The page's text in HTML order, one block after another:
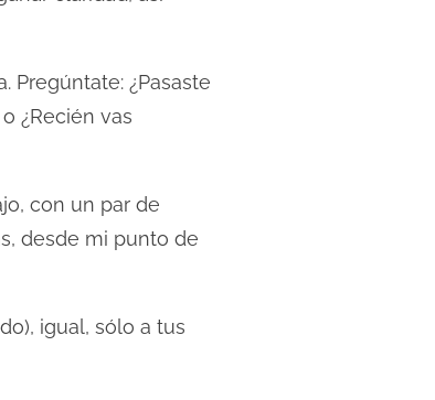
¿Pasaste
o ¿Recién vas
con un par de
desde mi punto de
igual, sólo a tus